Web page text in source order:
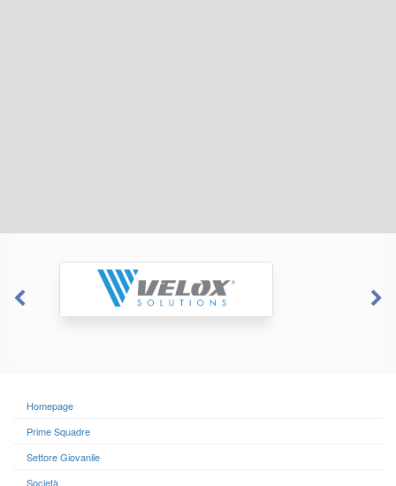
Homepage
Prime Squadre
Settore Giovanile
Società